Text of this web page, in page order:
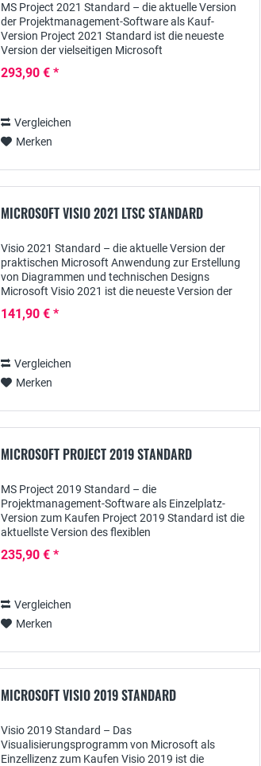
MS Project 2021 Standard – die aktuelle Version
der Projektmanagement-Software als Kauf-
Version Project 2021 Standard ist die neueste
Version der vielseitigen Microsoft
KMUs und Selbständige...
293,90 € *
Vergleichen
Merken
MICROSOFT VISIO 2021 LTSC STANDARD
Visio 2021 Standard – die aktuelle Version der
praktischen Microsoft Anwendung zur Erstellung
von Diagrammen und technischen Designs
Microsoft Visio 2021 ist die neueste Version der
eine...
141,90 € *
Vergleichen
Merken
MICROSOFT PROJECT 2019 STANDARD
MS Project 2019 Standard – die
Projektmanagement-Software als Einzelplatz-
Version zum Kaufen Project 2019 Standard ist die
aktuellste Version des flexiblen
sich vor allem an KMUs und...
235,90 € *
Vergleichen
Merken
MICROSOFT VISIO 2019 STANDARD
Visio 2019 Standard – Das
Visualisierungsprogramm von Microsoft als
Einzellizenz zum Kaufen Visio 2019 ist die